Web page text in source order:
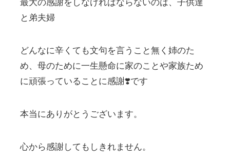
最大の感謝をしなければならないのは、子供達
と弟夫婦
どんなに辛くても文句を言うこと無く姉のた
め、母のために一生懸命に家のことや家族ため
に頑張っていることに感謝❣️です
本当にありがとうございます。
心から感謝してもしきれません。